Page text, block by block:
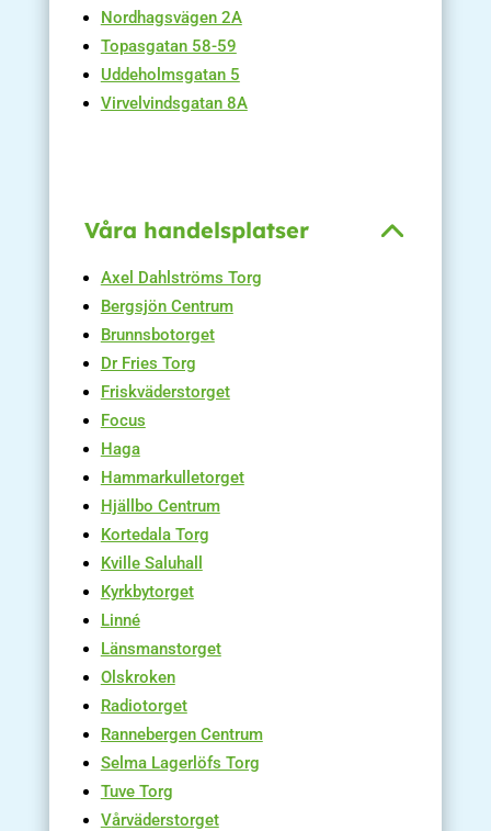
Nordhagsvägen 2A
Topasgatan 58-59
Uddeholmsgatan 5
Virvelvindsgatan 8A
Våra handelsplatser
Axel Dahlströms Torg
Bergsjön Centrum
Brunnsbotorget
Dr Fries Torg
Friskväderstorget
Focus
Haga
Hammarkulletorget
Hjällbo Centrum
Kortedala Torg
Kville Saluhall
Kyrkbytorget
Linné
Länsmanstorget
Olskroken
Radiotorget
Rannebergen Centrum
Selma Lagerlöfs Torg
Tuve Torg
Vårväderstorget